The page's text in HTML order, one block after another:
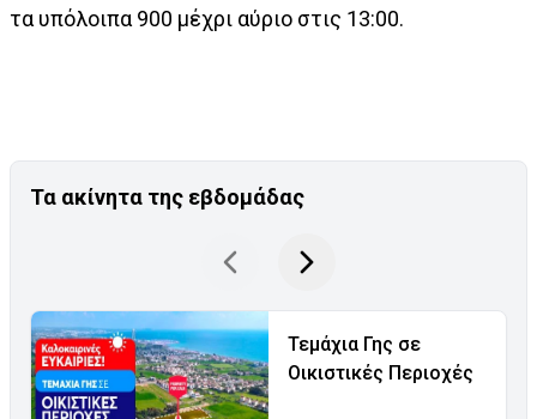
τα υπόλοιπα 900 μέχρι αύριο στις 13:00.
Τα ακίνητα της εβδομάδας
Τεμάχια Γης σε
Οικιστικές Περιοχές